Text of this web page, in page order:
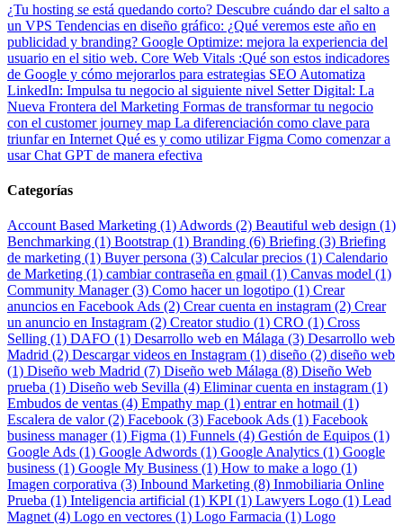
¿Tu hosting se está quedando corto? Descubre cuándo dar el salto a
un VPS Tendencias en diseño gráfico: ¿Qué veremos este año en
publicidad y branding? Google Optimize: mejora la experiencia del
usuario en el sitio web. Core Web Vitals :Qué son estos indicadores
de Google y cómo mejorarlos para estrategias SEO Automatiza
LinkedIn: Impulsa tu negocio al siguiente nivel Setter Digital: La
Nueva Frontera del Marketing Formas de transformar tu negocio
con el customer journey map La diferenciación como clave para
triunfar en Internet Qué es y como utilizar Figma Como comenzar a
usar Chat GPT de manera efectiva
Categorías
Account Based Marketing (1) Adwords (2) Beautiful web design (1)
Benchmarking (1) Bootstrap (1) Branding (6) Briefing (3) Briefing
de marketing (1) Buyer persona (3) Calcular precios (1) Calendario
de Marketing (1) cambiar contraseña en gmail (1) Canvas model (1)
Community Manager (3) Como hacer un logotipo (1) Crear
anuncios en Facebook Ads (2) Crear cuenta en instagram (2) Crear
un anuncio en Instagram (2) Creator studio (1) CRO (1) Cross
Selling (1) DAFO (1) Desarrollo web en Málaga (3) Desarrollo web
Madrid (2) Descargar videos en Instagram (1) diseño (2) diseño web
(1) Diseño web Madrid (7) Diseño web Málaga (8) Diseño Web
prueba (1) Diseño web Sevilla (4) Eliminar cuenta en instagram (1)
Embudos de ventas (4) Empathy map (1) entrar en hotmail (1)
Escalera de valor (2) Facebook (3) Facebook Ads (1) Facebook
business manager (1) Figma (1) Funnels (4) Gestión de Equipos (1)
Google Ads (1) Google Adwords (1) Google Analytics (1) Google
business (1) Google My Business (1) How to make a logo (1)
Imagen corporativa (3) Inbound Marketing (8) Inmobiliaria Online
Prueba (1) Inteligencia artificial (1) KPI (1) Lawyers Logo (1) Lead
Magnet (4) Logo en vectores (1) Logo Farmacia (1) Logo